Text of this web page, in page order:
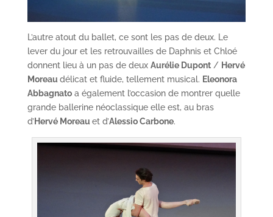
L’autre atout du ballet, ce sont les pas de deux. Le
lever du jour et les retrouvailles de Daphnis et Chloé
donnent lieu à un pas de deux Aurélie Dupont/ Hervé
Moreau délicat et fluide, tellement musical. Eleonora
Abbagnatoa également l’occasion de montrer quelle
grande ballerine néoclassique elle est, au bras
d’ Hervé Moreau et d’Alessio Carbone.